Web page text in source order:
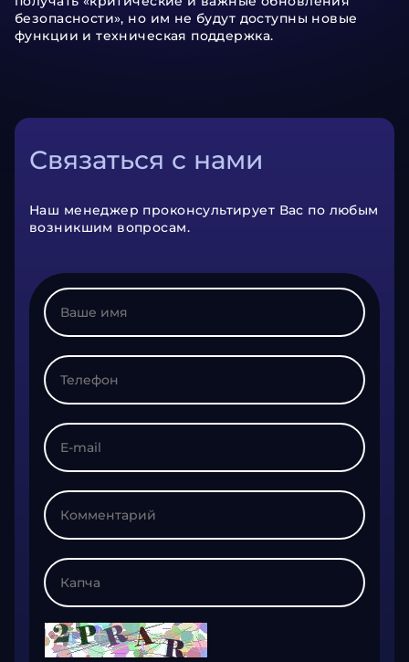
безопасности», но им не будут доступны новые
функции и техническая поддержка.
Связаться с нами
Наш менеджер проконсультирует Вас по любым
возникшим вопросам.